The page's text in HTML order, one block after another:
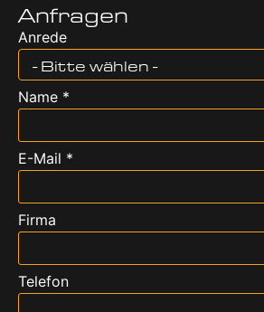
Anfragen
Anrede
- Bitte wählen -
Name *
E-Mail *
Firma
Telefon